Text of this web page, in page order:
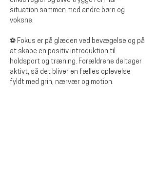
situation sammen med andre børn og
voksne.
⚽ Fokus er på glæden ved bevægelse og på
at skabe en positiv introduktion til
holdsport og træning. Forældrene deltager
aktivt, så det bliver en fælles oplevelse
fyldt med grin, nærvær og motion.